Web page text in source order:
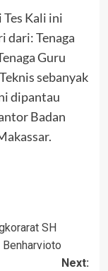
Kali ini
dari: Tenaga
Guru
sebanyak
dipantau
Badan
SH
Benharvioto
Next: